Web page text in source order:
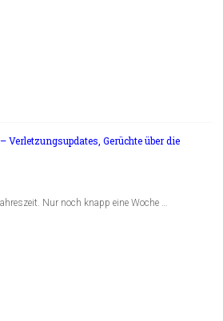
Verletzungsupdates, Gerüchte über die
Nur noch knapp eine Woche …